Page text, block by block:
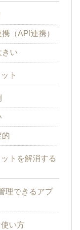
（API連携）
きい
ト
的
トを解消する
理できるアプ
い方